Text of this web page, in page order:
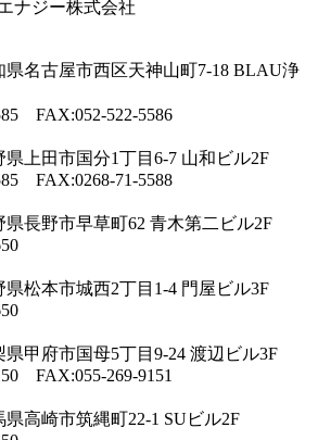
県名古屋市西区天神山町7-18 BLAU浄
FAX:052-522-5586
県上田市国分1丁目6-7 山和ビル2F
FAX:0268-71-5588
県長野市早草町62 青木第二ビル2F
県松本市城西2丁目1-4 門屋ビル3F
県甲府市国母5丁目9-24 渡辺ビル3F
FAX:055-269-9151
県高崎市筑縄町22-1 SUビル2F